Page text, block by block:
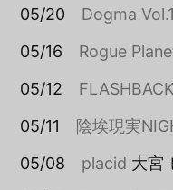
05/20 Dogma
05/16 Rogue
05/12 FLASHBACK
05/11 陰埃現実
05/08 placid 大宮